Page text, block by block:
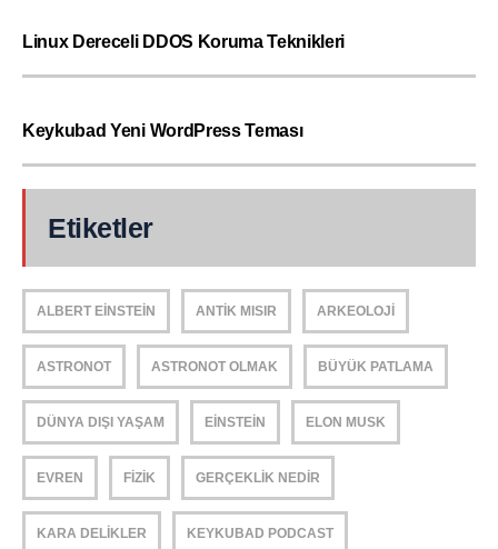
Linux Dereceli DDOS Koruma Teknikleri
Keykubad Yeni WordPress Teması
Etiketler
ALBERT EINSTEIN ANTIK MISIR ARKEOLOJI
ASTRONOT ASTRONOT OLMAK BÜYÜK PATLAMA
DÜNYA DIŞI YAŞAM EINSTEIN ELON MUSK
EVREN FIZIK GERÇEKLIK NEDIR
KARA DELIKLER KEYKUBAD PODCAST